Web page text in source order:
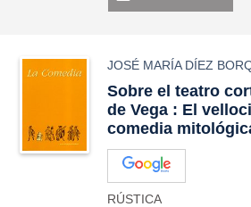
JOSÉ MARÍA DÍEZ
Sobre el teatro
de Vega : El
comedia
RÚSTICA